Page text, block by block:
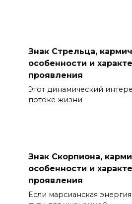
Знак Стрельца,
особенности и
проявления
Этот динамический
потоке жизни
Знак Скорпиона,
особенности и
проявления
Если марсианская